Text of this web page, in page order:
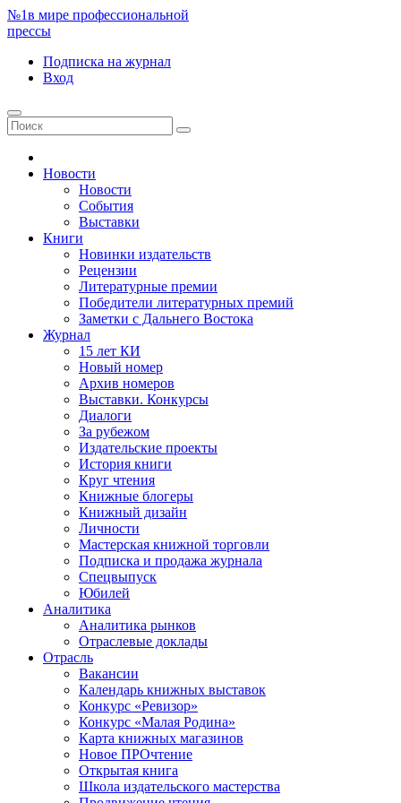
№1в мире профессиональной
прессы
Подписка на журнал
Вход
Новости
Новости
События
Выставки
Книги
Новинки издательств
Рецензии
Литературные премии
Победители литературных премий
Заметки с Дальнего Востока
Журнал
15 лет КИ
Новый номер
Архив номеров
Выставки. Конкурсы
Диалоги
За рубежом
Издательские проекты
История книги
Круг чтения
Книжные блогеры
Книжный дизайн
Личности
Мастерская книжной торговли
Подписка и продажа журнала
Спецвыпуск
Юбилей
Аналитика
Аналитика рынков
Отраслевые доклады
Отрасль
Вакансии
Календарь книжных выставок
Конкурс «Ревизор»
Конкурс «Малая Родина»
Карта книжных магазинов
Новое ПРОчтение
Открытая книга
Школа издательского мастерства